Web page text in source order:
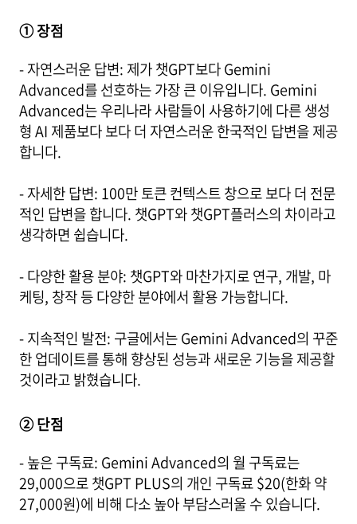
① 장점
- 자연스러운 답변: 제가 챗GPT보다 Gemini
Advanced를 선호하는 가장 큰 이유입니다. Gemini
Advanced는 우리나라 사람들이 사용하기에 다른 생성
형 AI 제품보다 보다 더 자연스러운 한국적인 답변을 제공
합니다.
- 자세한 답변: 100만 토큰 컨텍스트 창으로 보다 더 전문
적인 답변을 합니다. 챗GPT와 챗GPT플러스의 차이라고
생각하면 쉽습니다.
- 다양한 활용 분야: 챗GPT와 마찬가지로 연구, 개발, 마
케팅, 창작 등 다양한 분야에서 활용 가능합니다.
- 지속적인 발전: 구글에서는 Gemini Advanced의 꾸준
한 업데이트를 통해 향상된 성능과 새로운 기능을 제공할
것이라고 밝혔습니다.
② 단점
- 높은 구독료: Gemini Advanced의 월 구독료는
29,000으로 챗GPT PLUS의 개인 구독료 $20(한화 약
27,000원)에 비해 다소 높아 부담스러울 수 있습니다.